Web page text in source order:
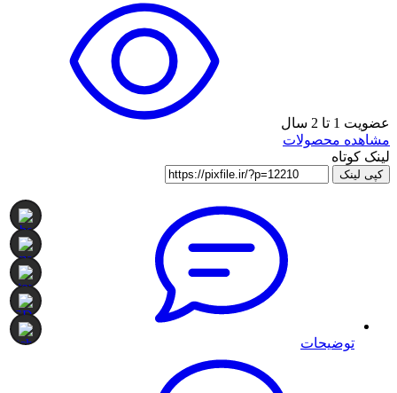
عضویت 1 تا 2 سال
مشاهده محصولات
لینک کوتاه
کپی لینک
توضیحات